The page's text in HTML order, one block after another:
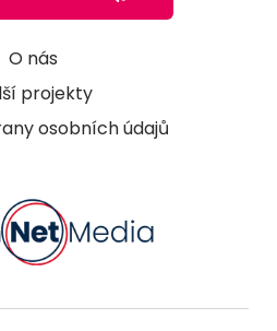
O nás
projekty
osobních údajů